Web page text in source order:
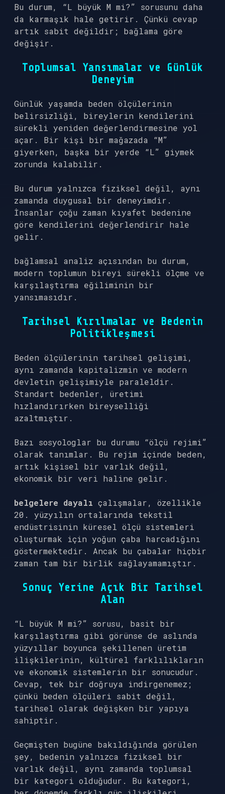
Bu durum, “L büyük M mi?” sorusunu daha
da karmaşık hale getirir. Çünkü cevap
artık sabit değildir; bağlama göre
değişir.
Toplumsal Yansımalar ve Günlük
Deneyim
Günlük yaşamda beden ölçülerinin
belirsizliği, bireylerin kendilerini
sürekli yeniden değerlendirmesine yol
açar. Bir kişi bir mağazada “M”
giyerken, başka bir yerde “L” giymek
zorunda kalabilir.
Bu durum yalnızca fiziksel değil, aynı
zamanda duygusal bir deneyimdir.
İnsanlar çoğu zaman kıyafet bedenine
göre kendilerini değerlendirir hale
gelir.
bağlamsal analiz açısından bu durum,
modern toplumun bireyi sürekli ölçme ve
karşılaştırma eğiliminin bir
yansımasıdır.
Tarihsel Kırılmalar ve Bedenin
Politikleşmesi
Beden ölçülerinin tarihsel gelişimi,
aynı zamanda kapitalizmin ve modern
devletin gelişimiyle paraleldir.
Standart bedenler, üretimi
hızlandırırken bireyselliği
azaltmıştır.
Bazı sosyologlar bu durumu “ölçü rejimi”
olarak tanımlar. Bu rejim içinde beden,
artık kişisel bir varlık değil,
ekonomik bir veri haline gelir.
belgelere dayalı çalışmalar, özellikle
20. yüzyılın ortalarında tekstil
endüstrisinin küresel ölçü sistemleri
oluşturmak için yoğun çaba harcadığını
göstermektedir. Ancak bu çabalar hiçbir
zaman tam bir birlik sağlayamamıştır.
Sonuç Yerine Açık Bir Tarihsel
Alan
“L büyük M mi?” sorusu, basit bir
karşılaştırma gibi görünse de aslında
yüzyıllar boyunca şekillenen üretim
ilişkilerinin, kültürel farklılıkların
ve ekonomik sistemlerin bir sonucudur.
Cevap, tek bir doğruya indirgenemez;
çünkü beden ölçüleri sabit değil,
tarihsel olarak değişken bir yapıya
sahiptir.
Geçmişten bugüne bakıldığında görülen
şey, bedenin yalnızca fiziksel bir
varlık değil, aynı zamanda toplumsal
bir kategori olduğudur. Bu kategori,